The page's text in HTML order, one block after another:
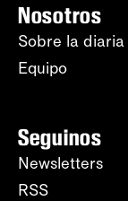
Nosotros
Sobre la diaria
Equipo
Seguinos
Newsletters
RSS